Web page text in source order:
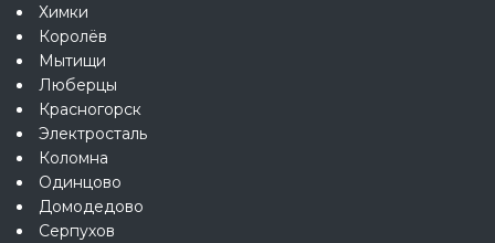
Химки
Королёв
Мытищи
Люберцы
Красногорск
Электросталь
Коломна
Одинцово
Домодедово
Серпухов